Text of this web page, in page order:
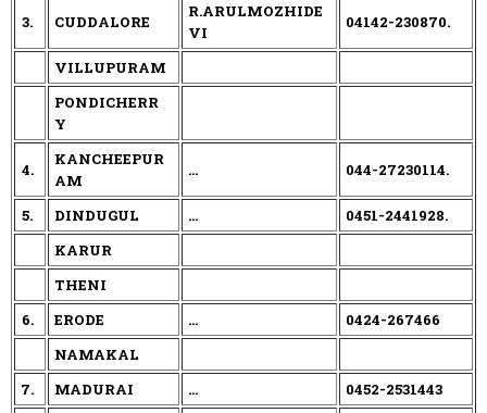
3. CUDDALORE
R.ARULMOZHIDE
VI
04142-230870.
VILLUPURAM
PONDICHERR
Y
4.
KANCHEEPUR
AM
... 044-27230114.
5. DINDUGUL ...
0451-2441928.
KARUR
THENI
6.
ERODE ...
0424-267466
NAMAKAL
7.
MADURAI ...
0452-2531443